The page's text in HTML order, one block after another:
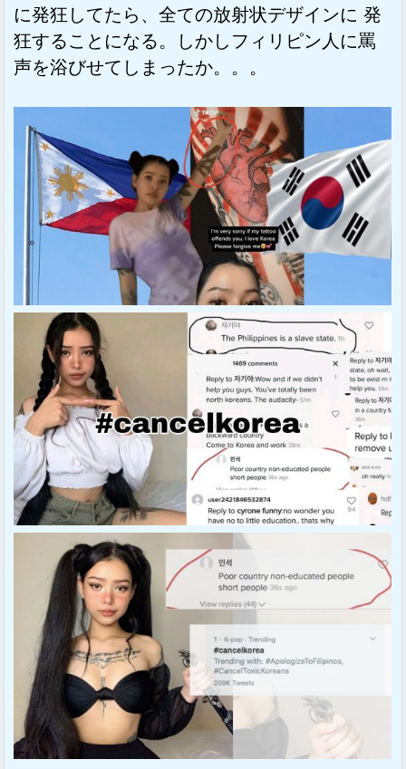
に発狂してたら、全ての放射状デザインに 発
狂することになる。しかしフィリピン人に罵
声を浴びせてしまったか。。。